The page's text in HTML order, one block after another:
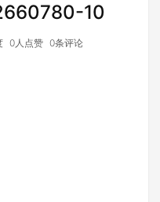
10
0人点赞 0条评论